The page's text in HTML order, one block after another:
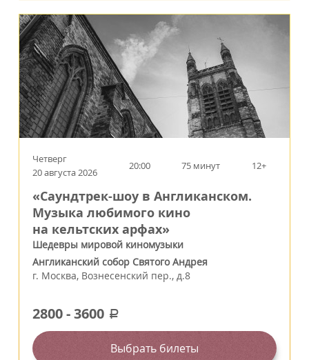
Четверг
20 августа 2026
20:00 75 минут 12+
«Саундтрек-шоу в Англиканском.
Музыка любимого кино
на кельтских арфах»
Шедевры мировой киномузыки
Англиканский собор Святого Андрея
г. Москва, Вознесенский пер., д.8
2800-3600 a
Выбрать билеты